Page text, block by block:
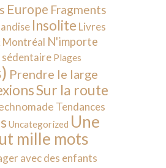
Europe Fragments
Insolite Livres
Montréal N'importe
sédentaire Plages
Prendre le large
Sur la route
Tendances
Uncategorized Une
mille mots
avec des enfants